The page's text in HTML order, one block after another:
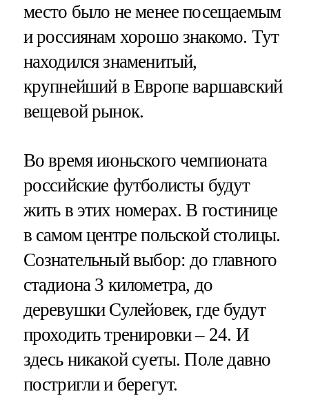
место было не менее посещаемым
и россиянам хорошо знакомо. Тут
находился знаменитый,
крупнейший в Европе варшавский
вещевой рынок.
Во время июньского чемпионата
российские футболисты будут
жить в этих номерах. В гостинице
в самом центре польской столицы.
Сознательный выбор: до главного
стадиона 3 километра, до
деревушки Сулейовек, где будут
проходить тренировки – 24. И
здесь никакой суеты. Поле давно
постригли и берегут.